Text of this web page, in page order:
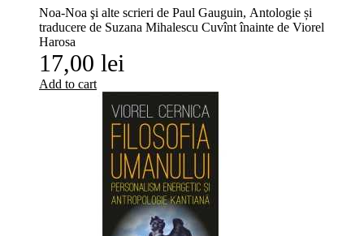
Noa-Noa şi alte scrieri de Paul Gauguin, Antologie și
traducere de Suzana Mihalescu Cuvînt înainte de Viorel
Harosa
17,00 lei
Add to cart